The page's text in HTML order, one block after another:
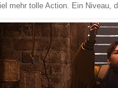
mehr tolle Action. Ein Niveau,